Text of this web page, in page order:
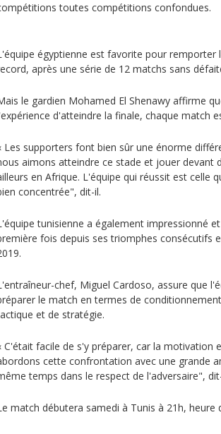
toutes compétitions confondues.
égyptienne est favorite pour remporter
après une série de 12 matchs sans
le gardien Mohamed El Shenawy affirme
d'atteindre la finale, chaque match
Les supporters font bien sûr une énorme
aimons atteindre ce stade et jouer devant
en Afrique. L'équipe qui réussit est celle
concentrée", dit-il.
tunisienne a également impressionné
fois depuis ses triomphes consécutifs
chef, Miguel Cardoso, assure que
le match en termes de
et de stratégie.
C'était facile de s'y préparer, car la motivation
cette confrontation avec une grande
temps dans le respect de l'adversaire",
match débutera samedi à Tunis à 21h, heure